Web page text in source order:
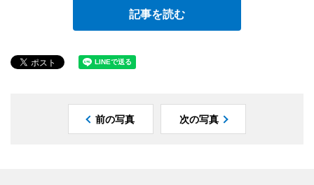
記事を読む
前の写真 次の写真